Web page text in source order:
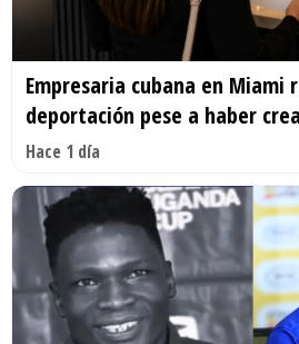
Empresaria cubana en Miami
deportación pese a haber
Hace 1 día